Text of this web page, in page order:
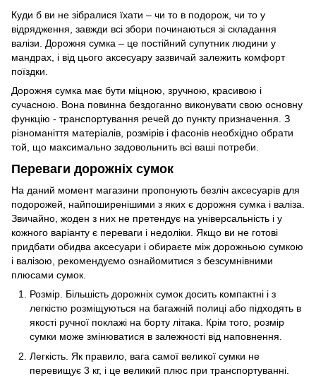
Куди б ви не зібралися їхати – чи то в подорож, чи то у
відрядження, завжди всі збори починаються зі складання
валізи. Дорожня сумка – це постійний супутник людини у
мандрах, і від цього аксесуару зазвичай залежить комфорт
поїздки.
Дорожня сумка має бути міцною, зручною, красивою і
сучасною. Вона повинна бездоганно виконувати свою основну
функцію - транспортування речей до пункту призначення. З
різноманіття матеріалів, розмірів і фасонів необхідно обрати
той, що максимально задовольнить всі ваші потреби.
Переваги дорожніх сумок
На даний момент магазини пропонують безліч аксесуарів для
подорожей, найпоширенішими з яких є дорожня сумка і валіза.
Звичайно, жоден з них не претендує на універсальність і у
кожного варіанту є переваги і недоліки. Якщо ви не готові
придбати обидва аксесуари і обираєте між дорожньою сумкою
і валізою, рекомендуємо ознайомитися з безсумнівними
плюсами сумок.
Розмір. Більшість дорожніх сумок досить компактні і з
легкістю розміщуються на багажній полиці або підходять в
якості ручної поклажі на борту літака. Крім того, розмір
сумки може змінюватися в залежності від наповнення.
Легкість. Як правило, вага самої великої сумки не
перевищує 3 кг, і це великий плюс при транспортуванні.